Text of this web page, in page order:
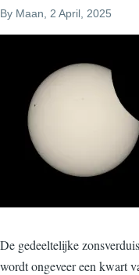
By Maan , 2 April, 2025
De gedeeltelijke
wordt ongeveer een kwart